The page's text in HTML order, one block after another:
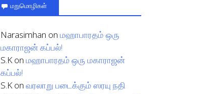
மறுமொழிகள்
Narasimhan onமஹாபாரதம் ஒரு
மகாராஜன் கப்பல்!
S.K onமஹாபாரதம் ஒரு மகாராஜன்
கப்பல்!
S.K onவரலாறு படைக்கும் ஸரயு நதி